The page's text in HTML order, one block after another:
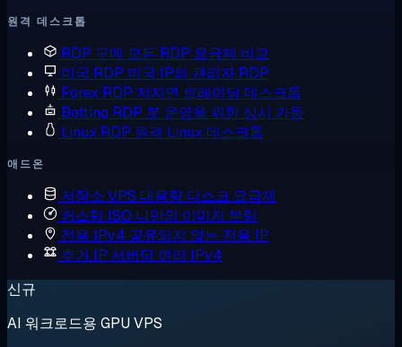
원격 데스크톱
RDP 구매 모든 RDP 요금제 비교
미국 RDP 미국 IP의 관리자 RDP
Forex RDP 저지연 트레이딩 데스크톱
Botting RDP 봇 운영을 위한 상시 가동
Linux RDP 원격 Linux 데스크톱
애드온
저장소 VPS 대용량 디스크 요금제
커스텀 ISO 나만의 이미지 부팅
전용 IPv4 공유되지 않는 전용 IP
추가 IP 서버당 여러 IPv4
신규
AI 워크로드용 GPU VPS